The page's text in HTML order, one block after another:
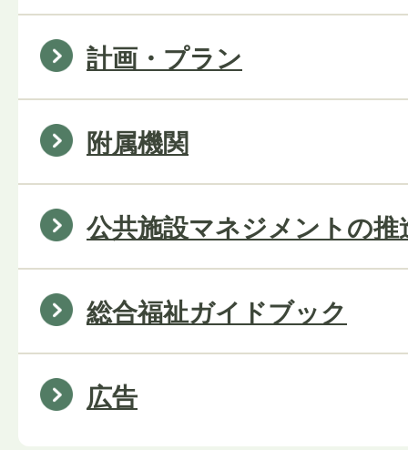
計画・プラン
附属機関
公共施設マネジメントの推
総合福祉ガイドブック
広告